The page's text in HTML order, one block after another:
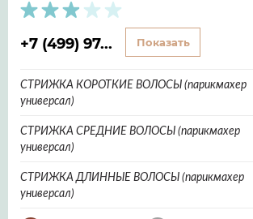
+7 (499) 97... Показать
СТРИЖКА КОРОТКИЕ ВОЛОСЫ (парикмахер
универсал)
СТРИЖКА СРЕДНИЕ ВОЛОСЫ (парикмахер
универсал)
СТРИЖКА ДЛИННЫЕ ВОЛОСЫ (парикмахер
универсал)